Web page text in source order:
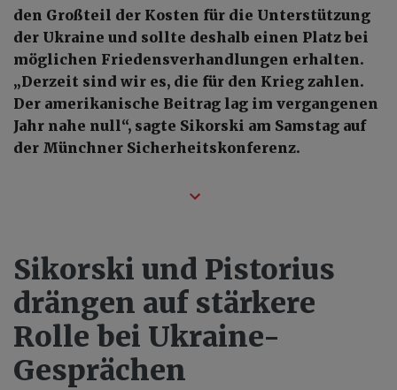
den Großteil der Kosten für die Unterstützung
der Ukraine und sollte deshalb einen Platz bei
möglichen Friedensverhandlungen erhalten.
„Derzeit sind wir es, die für den Krieg zahlen.
Der amerikanische Beitrag lag im vergangenen
Jahr nahe null“, sagte Sikorski am Samstag auf
der Münchner Sicherheitskonferenz.
Sikorski und Pistorius
drängen auf stärkere
Rolle bei Ukraine-
Gesprächen